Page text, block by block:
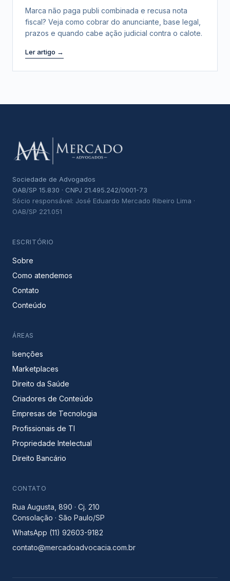
Marca não paga publi combinada e recusa nota
fiscal? Veja como cobrar do anunciante, base legal,
prazos e quando cabe ação judicial contra o calote.
Ler artigo →
Sociedade de Advogados
OAB/SP 15.830 · CNPJ 21.495.242/0001-73
Sócio responsável: José Eduardo Mercado Ribeiro Lima ·
OAB/SP 221.051
ESCRITÓRIO
Sobre
Como atendemos
Contato
Conteúdo
ÁREAS
Isenções
Marketplaces
Direito da Saúde
Criadores de Conteúdo
Empresas de Tecnologia
Profissionais de TI
Propriedade Intelectual
Direito Bancário
CONTATO
Rua Augusta, 890 · Cj. 210
Consolação · São Paulo/SP
WhatsApp (11) 92603-9182
contato@mercadoadvocacia.com.br